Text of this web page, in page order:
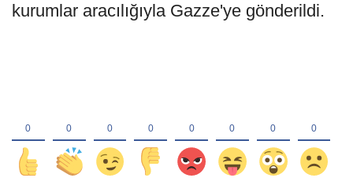
kurumlar aracılığıyla Gazze'ye gönderildi.